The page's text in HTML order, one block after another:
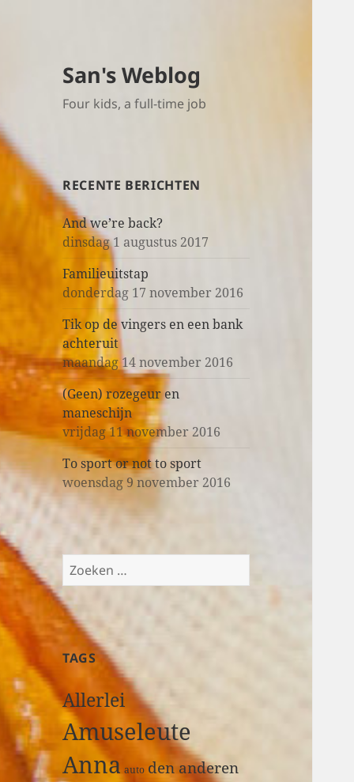
San's Weblog
Four kids, a full-time job
RECENTE BERICHTEN
And we’re back?
dinsdag 1 augustus 2017
Familieuitstap
donderdag 17 november 2016
Tik op de vingers en een bank
achteruit
maandag 14 november 2016
(Geen) rozegeur en
maneschijn
vrijdag 11 november 2016
To sport or not to sport
woensdag 9 november 2016
Z
o
e
k
e
n
a
a
r
TAGS
Allerlei
Amuseleute
Anna auto den anderen